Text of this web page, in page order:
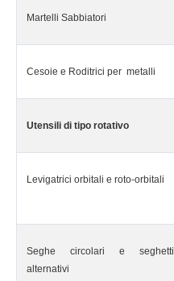
Martelli Sabbiatori
Cesoie e Roditrici per metalli
Utensili di tipo rotativo
Levigatrici orbitali e roto-orbitali
Seghe circolari e seghetti
alternativi